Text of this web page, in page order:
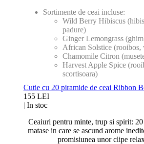
Sortimente de ceai incluse:
Wild Berry Hibiscus
padure)
Ginger Lemongrass
African Solstice (rooibos,
Chamomile Citron
Harvest Apple Spice
scortisoara)
Cutie cu 20 piramide de ceai Ribbon
155 LEI
| In stoc
Ceaiuri pentru minte, trup si spirit:
matase in care se ascund arome
promisiunea unor clipe